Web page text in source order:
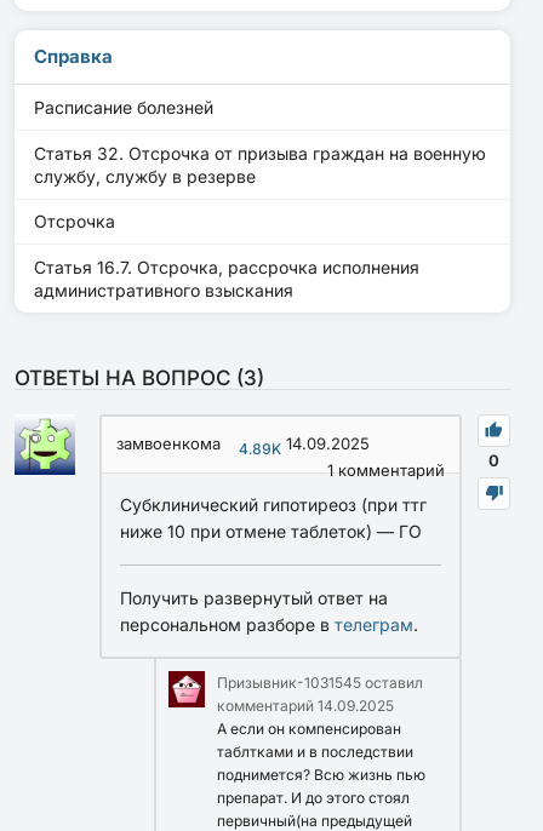
Справка
Расписание болезней
Статья 32. Отсрочка от призыва граждан на военную
службу, службу в резерве
Отсрочка
Статья 16.7. Отсрочка, рассрочка исполнения
административного взыскания
ОТВЕТЫ НА ВОПРОС (3)
0
замвоенкома 4.89K 14.09.2025
1комментарий
Субклинический гипотиреоз (при ттг
ниже 10 при отмене таблеток) — ГО
Получить развернутый ответ на
персональном разборе в телеграм.
Призывник-1031545 оставил
комментарий 14.09.2025
А если он компенсирован
таблтками и в последствии
поднимется? Всю жизнь пью
препарат. И до этого стоял
первичный(на предыдущей